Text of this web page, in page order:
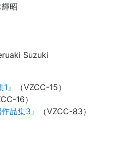
昭
Suzuki
』
（VZCC-15）
16）
品集3』
（VZCC-83）